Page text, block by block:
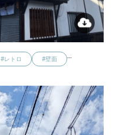
#レトロ #壁面 …